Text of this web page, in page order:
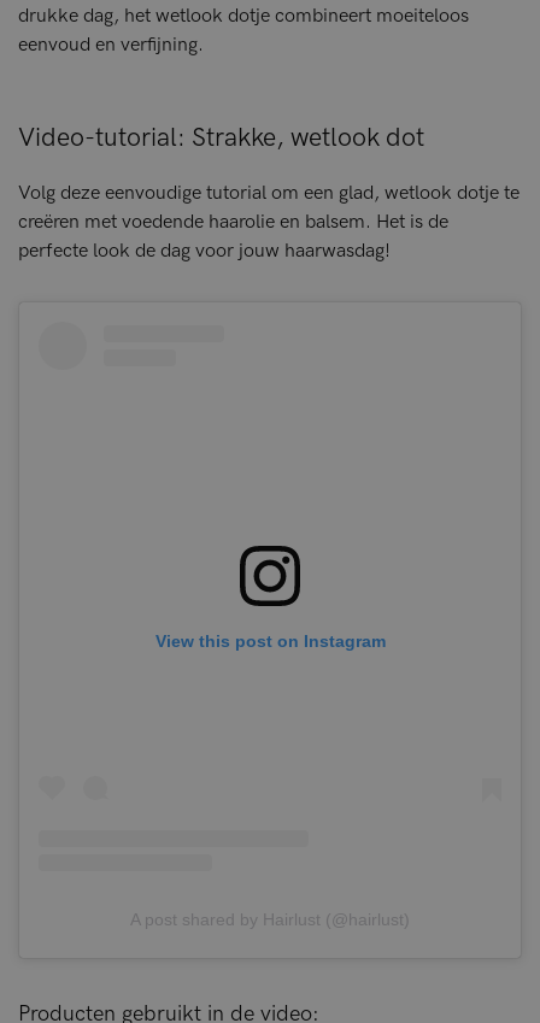
drukke dag, het wetlook dotje combineert moeiteloos
eenvoud en verfijning.
Video-tutorial: Strakke, wetlook dot
Volg deze eenvoudige tutorial om een glad, wetlook dotje te
creëren met voedende haarolie en balsem. Het is de
perfecte look de dag voor jouw haarwasdag!
View this post on Instagram
A post shared by Hairlust (@hairlust)
Producten gebruikt in de video: